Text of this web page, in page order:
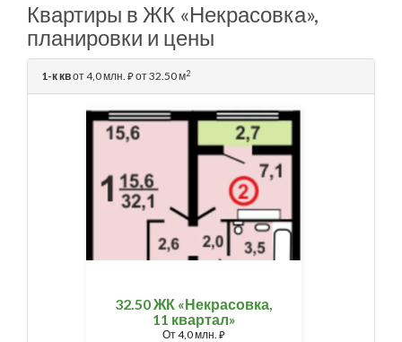
Квартиры в ЖК «Некрасовка»,
планировки и цены
1-к квот 4,0 млн. ⃏от 32.50 м2
32.50 ЖК «Некрасовка,
11 квартал»
От4,0 млн. ⃏